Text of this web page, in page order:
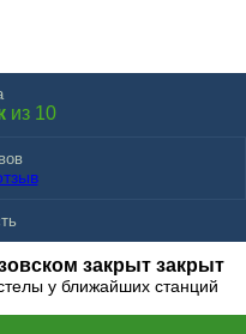
из 10
закрыт закрыт
у ближайших станций